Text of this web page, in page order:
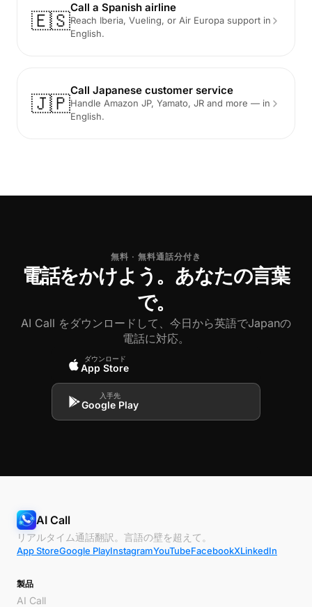
🇪🇸
Call a Spanish airline
Reach Iberia, Vueling, or Air Europa support in
English.
🇯🇵
Call Japanese customer service
Handle Amazon JP, Yamato, JR and more — in
English.
無料 · 無料通話分付き
電話をかけよう。あなたの言葉
で。
AI Call をダウンロードして、今日から英語でJapanの
電話に対応。
ダウンロード
App Store
入手先
Google Play
AI Call
リアルタイム通話翻訳。言語の壁を超えて。
App StoreGoogle PlayInstagramYouTubeFacebookXLinkedIn
製品
AI Call